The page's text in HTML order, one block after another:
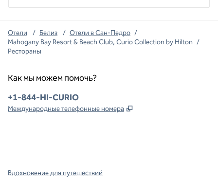
Отели / Белиз / Отели в Сан-Педро /
Mahogany Bay Resort & Beach Club, Curio Collection by Hilton /
Рестораны
Как мы можем помочь?
Телефон:
+1-844-HI-CURIO
Международные телефонные номера ,
Вдохновение для путешествий